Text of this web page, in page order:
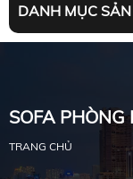
DANH MỤC
SOFA PHÒNG
TRANG CHỦ